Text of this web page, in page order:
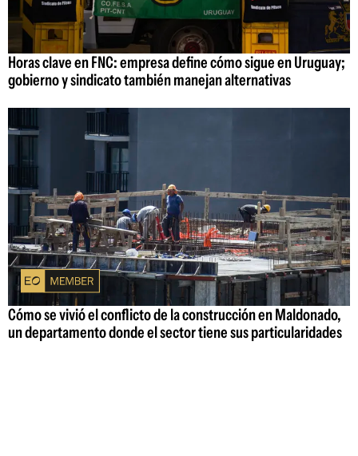
Horas clave en FNC: empresa define cómo sigue en Uruguay;
gobierno y sindicato también manejan alternativas
Cómo se vivió el conflicto de la construcción en Maldonado,
un departamento donde el sector tiene sus particularidades